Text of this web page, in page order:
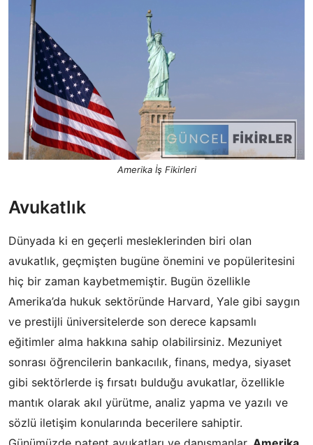
Amerika İş Fikirleri
Avukatlık
Dünyada ki en geçerli mesleklerinden biri olan
avukatlık, geçmişten bugüne önemini ve popüleritesini
hiç bir zaman kaybetmemiştir. Bugün özellikle
Amerika’da hukuk sektöründe Harvard, Yale gibi saygın
ve prestijli üniversitelerde son derece kapsamlı
eğitimler alma hakkına sahip olabilirsiniz. Mezuniyet
sonrası öğrencilerin bankacılık, finans, medya, siyaset
gibi sektörlerde iş fırsatı bulduğu avukatlar, özellikle
mantık olarak akıl yürütme, analiz yapma ve yazılı ve
sözlü iletişim konularında becerilere sahiptir.